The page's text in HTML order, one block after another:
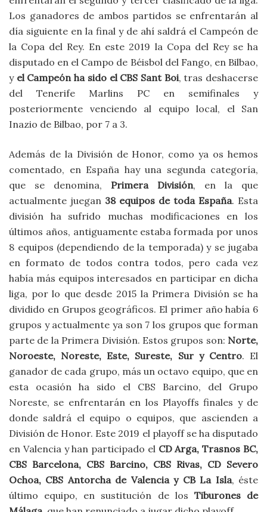
Los ganadores de ambos partidos se enfrentarán al
día siguiente en la final y de ahí saldrá el Campeón de
la Copa del Rey. En este 2019 la Copa del Rey se ha
disputado en el Campo de Béisbol del Fango, en Bilbao,
y el Campeón ha sido el CBS Sant Boi, tras deshacerse
del Tenerife Marlins PC en semifinales y
posteriormente venciendo al equipo local, el San
Inazio de Bilbao, por 7 a 3.
Además de la División de Honor, como ya os hemos
comentado, en España hay una segunda categoría,
que se denomina, Primera División, en la que
actualmente juegan 38 equipos de toda España. Esta
división ha sufrido muchas modificaciones en los
últimos años, antiguamente estaba formada por unos
8 equipos (dependiendo de la temporada) y se jugaba
en formato de todos contra todos, pero cada vez
había más equipos interesados en participar en dicha
liga, por lo que desde 2015 la Primera División se ha
dividido en Grupos geográficos. El primer año había 6
grupos y actualmente ya son 7 los grupos que forman
parte de la Primera División. Estos grupos son: Norte,
Noroeste, Noreste, Este, Sureste, Sur y Centro. El
ganador de cada grupo, más un octavo equipo, que en
esta ocasión ha sido el CBS Barcino, del Grupo
Noreste, se enfrentarán en los Playoffs finales y de
donde saldrá el equipo o equipos, que ascienden a
División de Honor. Este 2019 el playoff se ha disputado
en Valencia y han participado el CD Arga, Trasnos BC,
CBS Barcelona, CBS Barcino, CBS Rivas, CD Severo
Ochoa, CBS Antorcha de Valencia y CB La Isla, éste
último equipo, en sustitución de los Tiburones de